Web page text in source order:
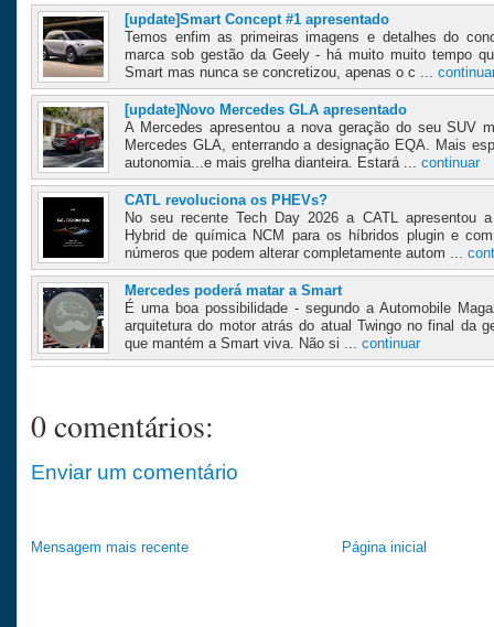
[update]Smart Concept #1 apresentado
Temos enfim as primeiras imagens e detalhes do
marca sob gestão da Geely - há muito muito tempo
Smart mas nunca se concretizou, apenas o c ...
[update]Novo Mercedes GLA apresentado
A Mercedes apresentou a nova geração do seu SUV
Mercedes GLA, enterrando a designação EQA. Mais
autonomia...e mais grelha dianteira. Estará ... continuar
CATL revoluciona os PHEVs?
No seu recente Tech Day 2026 a CATL apresentou
Hybrid de química NCM para os híbridos plugin e
números que podem alterar completamente autom ...
Mercedes poderá matar a Smart
É uma boa possibilidade - segundo a Automobile
arquitetura do motor atrás do atual Twingo no final da
que mantém a Smart viva. Não si ... continuar
0 comentários:
Enviar um comentário
Mensagem mais recente Página inicial